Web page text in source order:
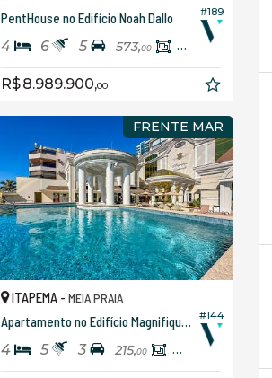
#189
PentHouse no Edifício Noah Dallo
4 6 5 573,00 320,
R$ 8.989.900,00
FRENTE MAR
#144
ITAPEMA - MEIA PRAIA
Apartamento no Edifício Magnifique Imperiale
4 5 3 215,00 190,